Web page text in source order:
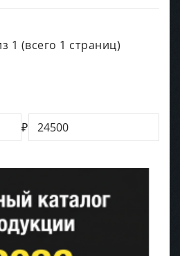
1 (всего 1 страниц)
₽